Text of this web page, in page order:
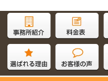
サイト内検索